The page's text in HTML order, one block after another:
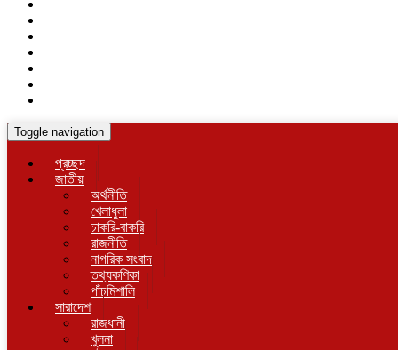
Toggle navigation
প্রচ্ছদ
জাতীয়
অর্থনীতি
খেলাধুলা
চাকরি-বাকরি
রাজনীতি
নাগরিক সংবাদ
তথ্যকণিকা
পাঁচমিশালি
সারাদেশ
রাজধানী
খুলনা